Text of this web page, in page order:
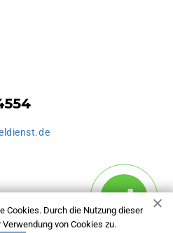
Cookies. Durch die Nutzung dieser
von Cookies zu.